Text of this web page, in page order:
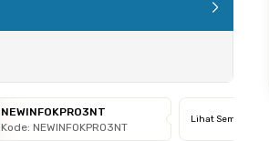
NEWINFOKPRO3NT
Kode: NEWINFOKPRO3NT
Lihat Semua